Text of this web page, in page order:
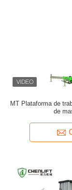
MT Plataforma de
de